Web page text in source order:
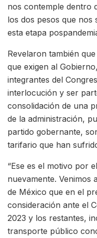
nos contemple dentro
los dos pesos que
esta etapa
Revelaron también
que exigen al
integrantes del
interlocución y ser
consolidación de una
de la administración,
partido gobernante,
tarifario que han
“Ese es el motivo por
nuevamente. Venimos
de México que en el
consideración ante el
2023 y los restantes,
transporte público